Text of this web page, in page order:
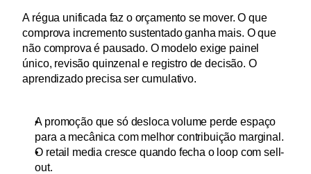
A régua unificada faz o orçamento se mover. O que
comprova incremento sustentado ganha mais. O que
não comprova é pausado. O modelo exige painel
único, revisão quinzenal e registro de decisão. O
aprendizado precisa ser cumulativo.
A promoção que só desloca volume perde espaço
para a mecânica com melhor contribuição marginal.
O retail media cresce quando fecha o loop com sell-
out.